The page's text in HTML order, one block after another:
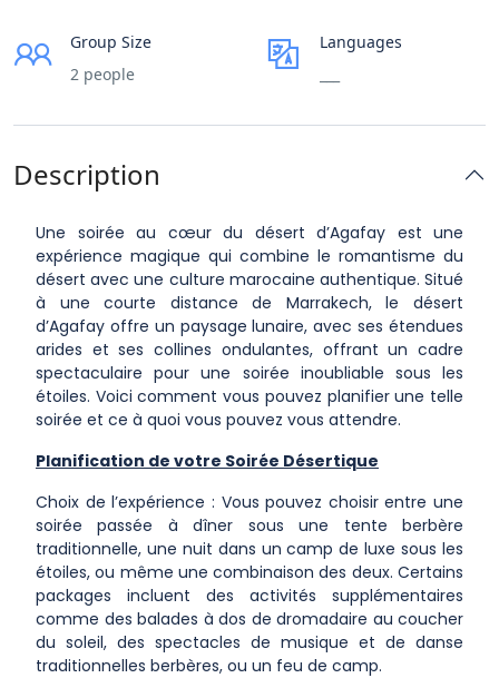
Group Size
2 people
Languages
Description
Une soirée au cœur du désert d’Agafay est une
expérience magique qui combine le romantisme du
désert avec une culture marocaine authentique. Situé
à une courte distance de Marrakech, le désert
d’Agafay offre un paysage lunaire, avec ses étendues
arides et ses collines ondulantes, offrant un cadre
spectaculaire pour une soirée inoubliable sous les
étoiles. Voici comment vous pouvez planifier une telle
soirée et ce à quoi vous pouvez vous attendre.
Planification de votre Soirée Désertique
Choix de l’expérience : Vous pouvez choisir entre une
soirée passée à dîner sous une tente berbère
traditionnelle, une nuit dans un camp de luxe sous les
étoiles, ou même une combinaison des deux. Certains
packages incluent des activités supplémentaires
comme des balades à dos de dromadaire au coucher
du soleil, des spectacles de musique et de danse
traditionnelles berbères, ou un feu de camp.